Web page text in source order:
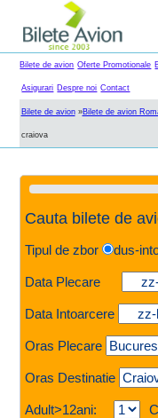
Bilete de avion Oferte Promotionale
Asigurari Despre noi Contact
Bilete de avion»Bilete de avion
craiova
Cauta bilete de
Tipul de zbor dus-
Data Plecare
Data Intoarcere
Oras Plecare
Oras Destinatie
Adult>12ani: